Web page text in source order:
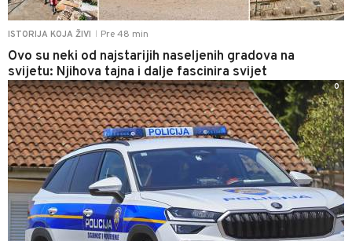
ISTORIJA KOJA ŽIVI Pre 48 min
Ovo su neki od najstarijih naseljenih gradova na
svijetu: Njihova tajna i dalje fascinira svijet
0